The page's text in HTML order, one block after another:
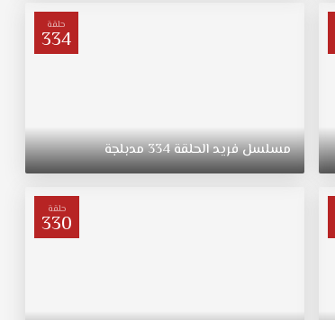
حلقة
334
مسلسلفريدالحلقة334مدبلجة
حلقة
330